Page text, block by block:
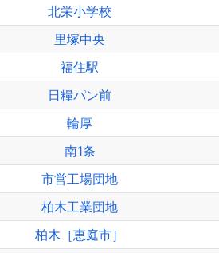
北栄小学校
里塚中央
福住駅
日糧パン前
輪厚
南1条
市営工場団地
柏木工業団地
柏木［恵庭市］